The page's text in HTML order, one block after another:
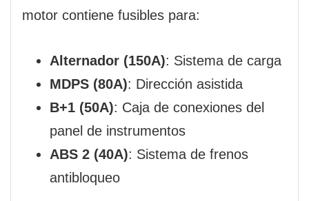
motor contiene fusibles para:
Alternador (150A): Sistema de carga
MDPS (80A): Dirección asistida
B+1 (50A): Caja de conexiones del
panel de instrumentos
ABS 2 (40A): Sistema de frenos
antibloqueo